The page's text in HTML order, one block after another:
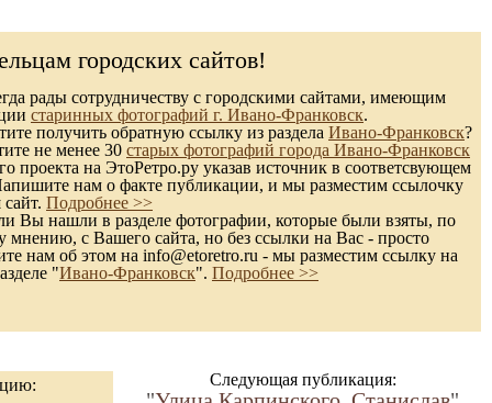
городских сайтов!
рады сотрудничеству с городскими сайтами, имеющим
старинных фотографий г. Ивано-Франковск.
получить обратную ссылку из раздела Ивано-Франковск?
не менее 30 старых фотографий города Ивано-Франковск
проекта на ЭтоРетро.ру указав источник в соответсвующем
нам о факте публикации, и мы разместим ссылочку
Подробнее >>
Вы нашли в разделе фотографии, которые были взяты, по
мнению, с Вашего сайта, но без ссылки на Вас - просто
нам об этом на info@etoretro.ru - мы разместим ссылку на
"Ивано-Франковск". Подробнее >>
Следующая публикация: